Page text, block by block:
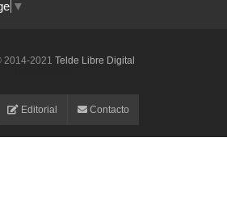
▼
2021 Telde Libre Digital
Editorial Contacto